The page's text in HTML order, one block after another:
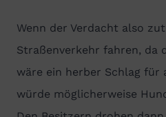
Wenn der Verdacht also
Straßenverkehr fahren, da
wäre ein herber Schlag
würde möglicherweise